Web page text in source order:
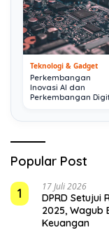
Teknologi & Gadget
Perkembangan
Inovasi AI dan
Perkembangan
Popular Post
1
17 Juli 2026
DPRD Setujui
2025, Wagub
Keuangan